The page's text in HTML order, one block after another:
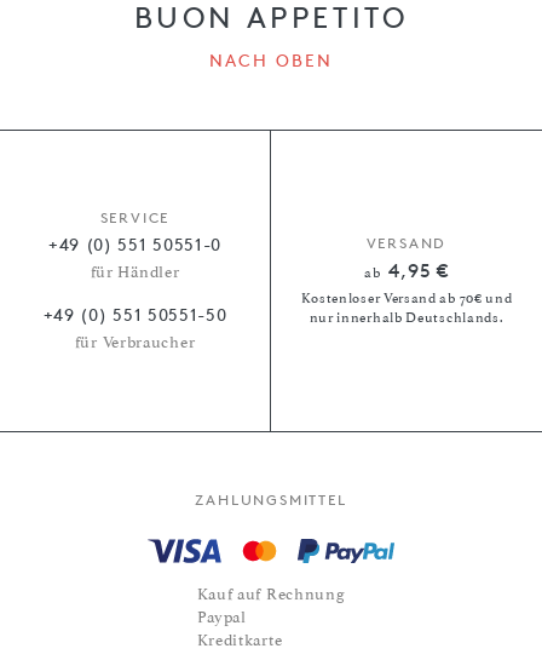
BUON APPETITO
NACH OBEN
SERVICE
+49 (0) 551 50551-0
für Händler
+49 (0) 551 50551-50
für Verbraucher
VERSAND
ab 4,95 €
Kostenloser Versand ab 70€ und
nur innerhalb Deutschlands.
ZAHLUNGSMITTEL
Kauf auf Rechnung
Paypal
Kreditkarte